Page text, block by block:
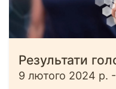
9 лютого 2024 р. -